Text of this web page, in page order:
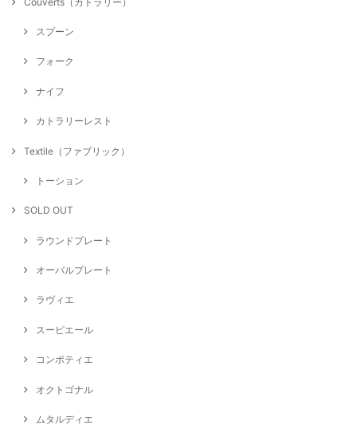
スプーン
フォーク
ナイフ
カトラリーレスト
Textile（ファブリック）
トーション
SOLD OUT
ラウンドプレート
オーバルプレート
ラヴィエ
スーピエール
コンポティエ
オクトゴナル
ムタルディエ